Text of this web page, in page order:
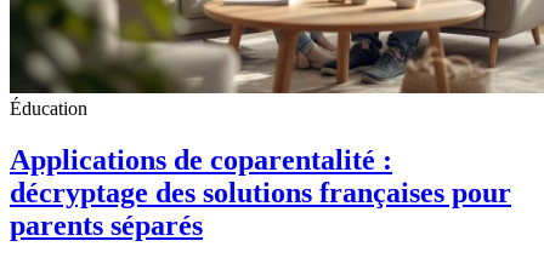
Éducation
Applications de coparentalité :
décryptage des solutions françaises pour
parents séparés